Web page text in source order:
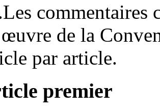
commentaires
de la
par article.
premier